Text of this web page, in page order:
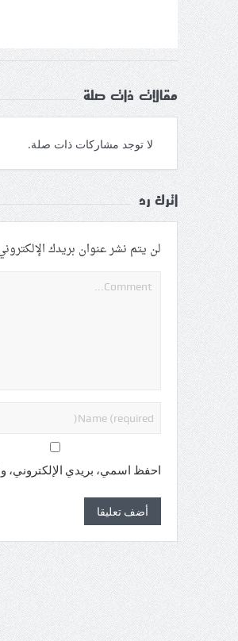
مقالات ذات صلة
لا توجد مشاركات ذات صلة.
اترك رد
لن يتم نشر عنوان بريدك
احفظ اسمي، بريدي الإلكتروني،